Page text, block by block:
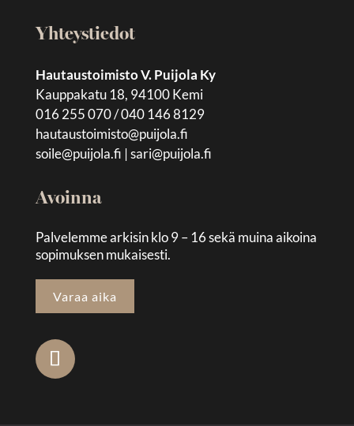
Yhteystiedot
Hautaustoimisto V. Puijola Ky
Kauppakatu 18, 94100 Kemi
016 255 070 / 040 146 8129
hautaustoimisto@puijola.fi
soile@puijola.fi |sari@puijola.fi
Avoinna
Palvelemme arkisin klo 9 – 16 sekä muina aikoina
sopimuksen mukaisesti.
Varaa aika